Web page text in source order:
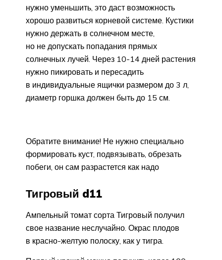
нужно уменьшить, это даст возможность
хорошо развиться корневой системе. Кустики
нужно держать в солнечном месте,
но не допускать попадания прямых
солнечных лучей. Через 10-14 дней растения
нужно пикировать и пересадить
в индивидуальные ящички размером до 3 л,
диаметр горшка должен быть до 15 см.
Обратите внимание! Не нужно специально
формировать куст, подвязывать, обрезать
побеги, он сам разрастется как надо
Тигровый d11
Ампельный томат сорта Тигровый получил
свое название неслучайно. Окрас плодов
в красно-желтую полоску, как у тигра.